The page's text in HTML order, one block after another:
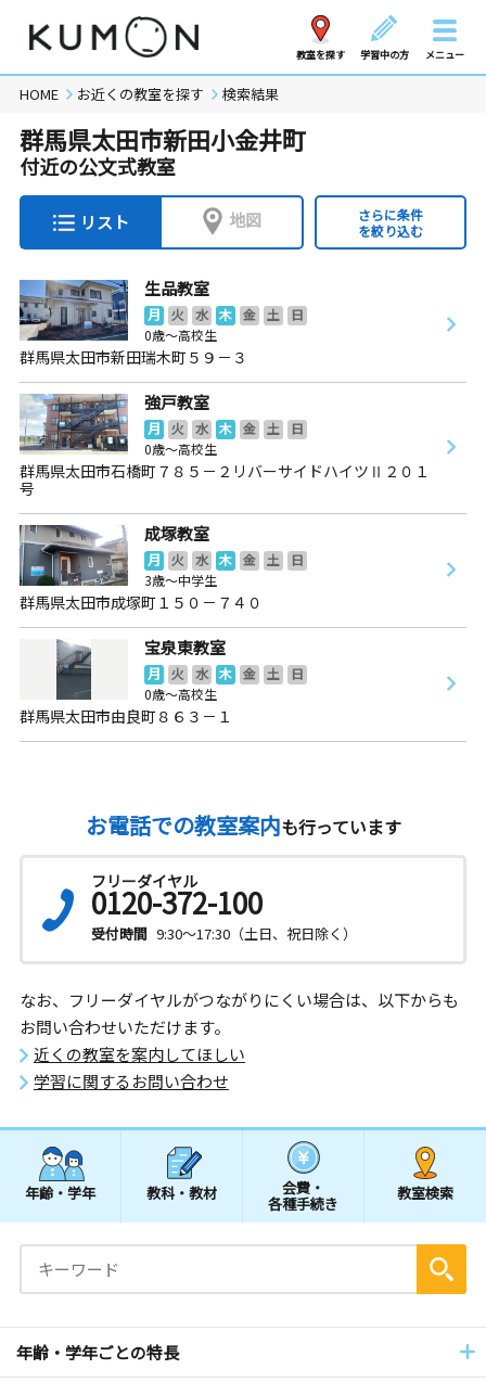
教室を探す 学習中の方 メニュー
HOME お近くの教室を探す 検索結果
群馬県太田市新田小金井町
付近の公文式教室
リスト 地図
さらに条件
を絞り込む
生品教室
月 火 水 木 金 土
日
0歳～高校生
群馬県太田市新田瑞木町５９－３
強戸教室
月 火 水 木 金 土
日
0歳～高校生
群馬県太田市石橋町７８５－２リバーサイドハイツⅡ２０１
号
成塚教室
月 火 水 木 金 土
日
3歳～中学生
群馬県太田市成塚町１５０－７４０
宝泉東教室
月 火 水 木 金 土
日
0歳～高校生
群馬県太田市由良町８６３－１
お電話での教室案内も行っています
フリーダイヤル
0120-372-100
受付時間 9:30～17:30（土日、祝日除く）
なお、フリーダイヤルがつながりにくい場合は、以下からも
お問い合わせいただけます。
近くの教室を案内してほしい
学習に関するお問い合わせ
年齢・学年 教科・教材 会費・
各種手続き
教室検索
年齢・学年ごとの特長